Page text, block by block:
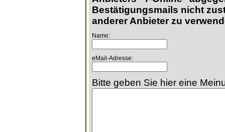
Bestätigungsmails nicht
anderer Anbieter zu
Name:
eMail-Adresse:
Bitte geben Sie hier eine